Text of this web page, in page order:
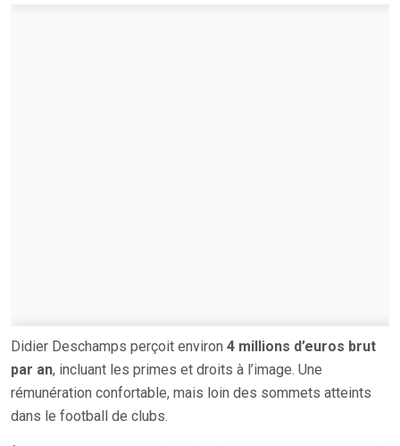
Didier Deschamps perçoit environ 4 millions d’euros brut
par an, incluant les primes et droits à l’image. Une
rémunération confortable, mais loin des sommets atteints
dans le football de clubs.